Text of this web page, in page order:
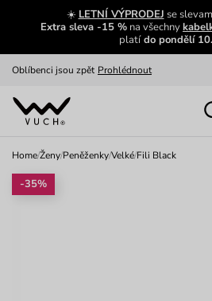
☀️ LETNÍ VÝPRODEJ se
Extra sleva -15 % na všechny
platído pondělí
Zajímavosti ze světa Vuch:
Zobrazit
Oblíbenci jsou zpět Prohlédnout
Nech se inspirovat
Home/Ženy/Peněženky/Velké/Fili Black
-35%